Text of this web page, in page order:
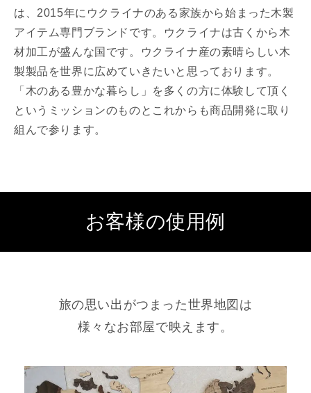
は、2015年にウクライナのある家族から始まった木製
アイテム専門ブランドです。ウクライナは古くから木
材加工が盛んな国です。ウクライナ産の素晴らしい木
製製品を世界に広めていきたいと思っております。
「木のある豊かな暮らし」を多くの方に体験して頂く
というミッションのものとこれからも商品開発に取り
組んで参ります。
お客様の使用例
旅の思い出がつまった世界地図は
様々なお部屋で映えます。